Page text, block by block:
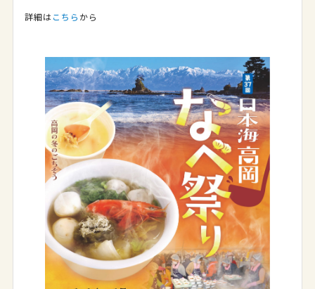
詳細は こちら から